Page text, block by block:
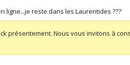
reste dans les Laurentides ???
présentement. Nous vous invitons à